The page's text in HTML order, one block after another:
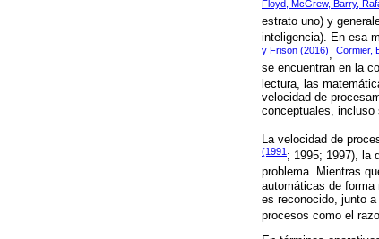
Floyd, McGrew, Barry,
estrato uno) y
inteligencia). En esa
y Frison (2016), Cormier,
se encuentran en la
lectura, las
velocidad de
conceptuales, incluso
La velocidad de
(1991 ; 1995; 1997), la
problema. Mientras
automáticas de
es reconocido, junto
procesos como el